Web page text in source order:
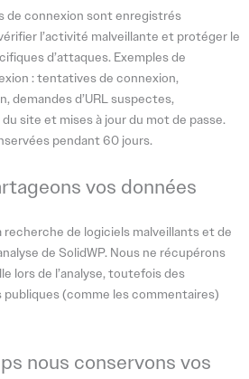
connexion sont enregistrés
l’activité malveillante et protéger le
d’attaques. Exemples de
: tentatives de connexion,
demandes d’URL suspectes,
site et mises à jour du mot de passe.
pendant 60 jours.
vos données
recherche de logiciels malveillants et de
de SolidWP. Nous ne récupérons
lors de l’analyse, toutefois des
(comme les commentaires)
nous conservons vos